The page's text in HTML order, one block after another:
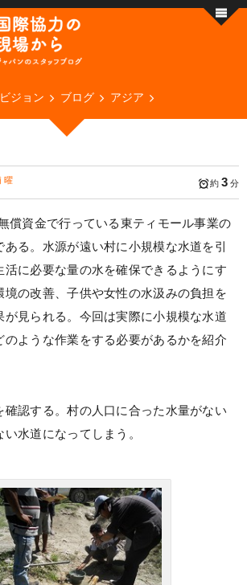
ジョン ブログ アジア
曜 約 3 分
償資金で行っている東ティモール事業の
る。水源が遠い村に小規模な水道を引
活に必要な量の水を確保できるようにす
境の改善、子供や女性の水汲みの負担を
が見られる。今回は実際に小規模な水道
のような作業をする必要があるかを紹介
確認する。村の人口に合った水量がない
水道になってしまう。